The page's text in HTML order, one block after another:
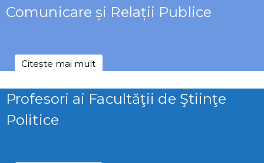
Comunicare și Relații Publice
Citește mai mult
Profesori ai Facultăţii de Ştiinţe
Politice